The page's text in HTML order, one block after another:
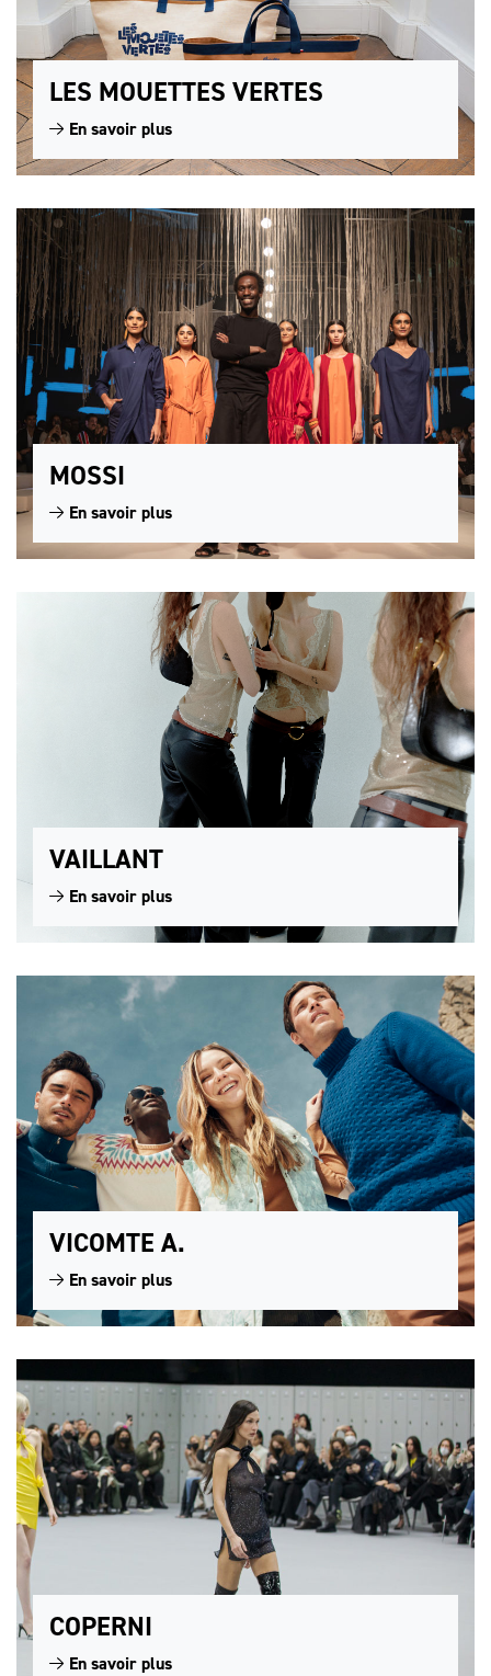
LES MOUETTES VERTES
En savoir plus
MOSSI
En savoir plus
VAILLANT
En savoir plus
VICOMTE A.
En savoir plus
COPERNI
En savoir plus